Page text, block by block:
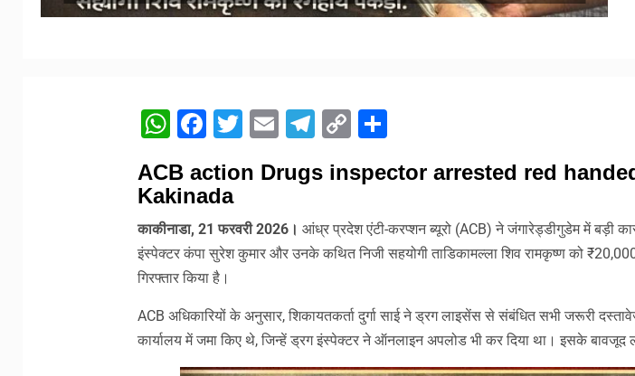
WhatsApp
Facebook
Twitter
EmailTelegram
CopyShare
ACB action Drugs inspector arrested red
Kakinada
काकीनाडा, 21 फरवरी 2026। आंध्र प्रदेश एंटी-करप्शन ब्यूरो (ACB) ने जंगारेड्डीगुडेम में बड़ी
इंस्पेक्टर कंपा सुरेश कुमार और उनके कथित निजी सहयोगी ताडिकामल्ला शिव रामकृष्ण को
गिरफ्तार किया है।
ACB अधिकारियों के अनुसार, शिकायतकर्ता दुर्गा साई ने ड्रग लाइसेंस से संबंधित सभी जरूरी
कार्यालय में जमा किए थे, जिन्हें ड्रग इंस्पेक्टर ने ऑनलाइन अपलोड भी कर दिया था। इसके बावजूद